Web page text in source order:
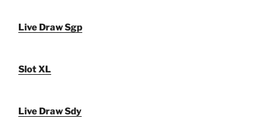
Live Draw Sgp
Slot XL
Live Draw Sdy